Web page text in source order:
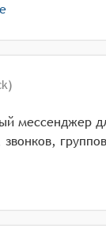
мессенджер